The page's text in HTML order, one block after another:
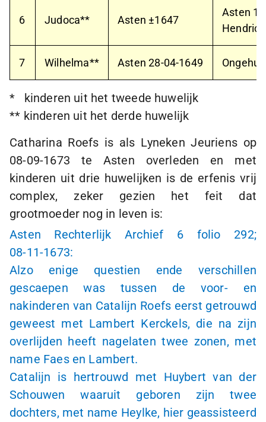
6 Judoca** Asten ±1647
Asten
7 Wilhelma** Asten28-04-1649
* kinderen uit het tweede huwelijk
** kinderen uit het derde huwelijk
Catharina Roefs is als Lyneken Jeuriens op
08-09-1673 te Asten overleden en met
kinderen uit drie huwelijken is de erfenis vrij
complex, zeker gezien het feit dat
grootmoeder nog in leven is:
Asten Rechterlijk Archief 6 folio 292;
08-11-1673:
Alzo enige questien ende verschillen
gescaepen was tussen de voor- en
nakinderen van Catalijn Roefs eerst getrouwd
geweest met Lambert Kerckels, die na zijn
overlijden heeft nagelaten twee zonen, met
name Faes en Lambert.
Catalijn is hertrouwd met Huybert van der
Schouwen waaruit geboren zijn twee
dochters, met name Heylke, hier geassisteerd